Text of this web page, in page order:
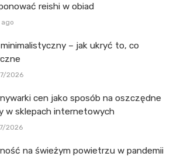
reishi w obiad
ago
– jak ukryć to, co
2026
cen jako sposób na oszczędne
w sklepach internetowych
2026
na świeżym powietrzu w pandemii